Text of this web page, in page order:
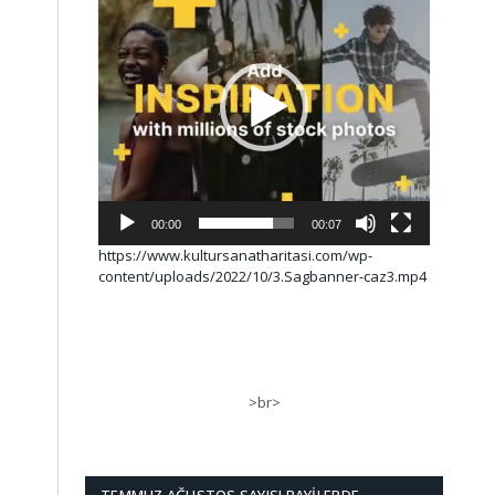
00:00 00:07
https://www.kultursanatharitasi.com/wp-
content/uploads/2022/10/3.Sagbanner-caz3.mp4
>br>